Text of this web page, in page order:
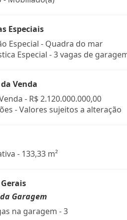
Especiais
Especial - Quadra do mar
Especial - 3 vagas de
Venda
- R$ 2.120.000.000,00
- Valores sujeitos a alteração
- 133,33 m²
Garagem
na garagem - 3